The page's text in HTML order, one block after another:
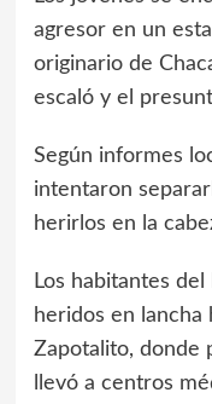
agresor en un
originario de
escaló y el
Según informes
intentaron
herirlos en la
Los habitantes
heridos en lancha
Zapotalito, donde
llevó a centros